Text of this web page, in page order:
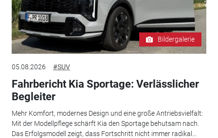
Bildergalerie
05.08.2026 #SUV
Fahrbericht Kia Sportage: Verlässlicher
Begleiter
Mehr Komfort, modernes Design und eine große Antriebsvielfalt:
Mit der Modellpflege schärft Kia den Sportage behutsam nach.
Das Erfolgsmodell zeigt, dass Fortschritt nicht immer radikal...